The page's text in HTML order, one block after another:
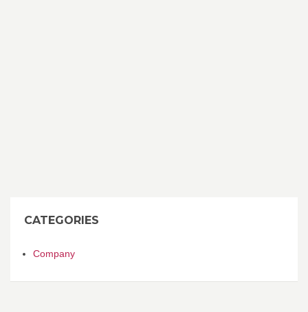
CATEGORIES
Company